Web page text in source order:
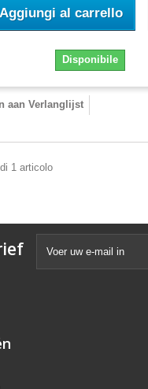
Aggiungi al carrello
Disponibile
aan Verlanglijst
1 articolo